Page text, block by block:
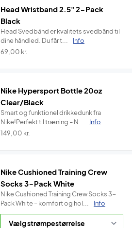
Head Wristband 2.5" 2-Pack
Black
Head Svedbånd er kvalitets svedbånd til
dine håndled. Du får t...
Info
69,00 kr.
Nike Hypersport Bottle 20oz
Clear/Black
Smart og funktionel drikkedunk fra
Nike!Perfekt til træning – N...
Info
149,00 kr.
Nike Cushioned Training Crew
Socks 3-Pack White
Nike Cushioned Training Crew Socks 3-
Pack White – komfort og hol...
Info